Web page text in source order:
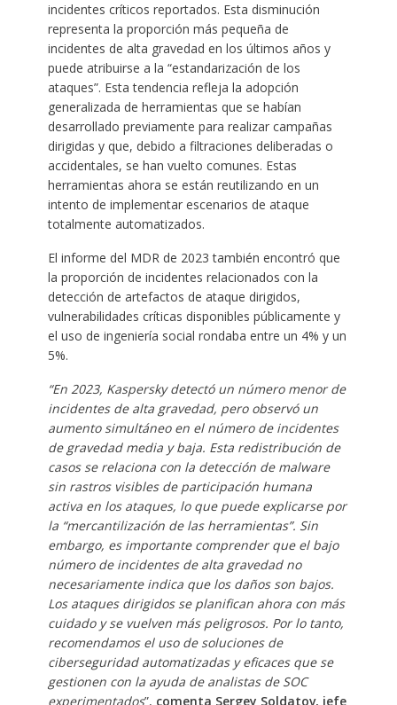
incidentes críticos reportados. Esta disminución
representa la proporción más pequeña de
incidentes de alta gravedad en los últimos años y
puede atribuirse a la “estandarización de los
ataques”. Esta tendencia refleja la adopción
generalizada de herramientas que se habían
desarrollado previamente para realizar campañas
dirigidas y que, debido a filtraciones deliberadas o
accidentales, se han vuelto comunes. Estas
herramientas ahora se están reutilizando en un
intento de implementar escenarios de ataque
totalmente automatizados.
El informe del MDR de 2023 también encontró que
la proporción de incidentes relacionados con la
detección de artefactos de ataque dirigidos,
vulnerabilidades críticas disponibles públicamente y
el uso de ingeniería social rondaba entre un 4% y un
5%.
“En 2023, Kaspersky detectó un número menor de
incidentes de alta gravedad, pero observó un
aumento simultáneo en el número de incidentes
de gravedad media y baja. Esta redistribución de
casos se relaciona con la detección de malware
sin rastros visibles de participación humana
activa en los ataques, lo que puede explicarse por
la “mercantilización de las herramientas”. Sin
embargo, es importante comprender que el bajo
número de incidentes de alta gravedad no
necesariamente indica que los daños son bajos.
Los ataques dirigidos se planifican ahora con más
cuidado y se vuelven más peligrosos. Por lo tanto,
recomendamos el uso de soluciones de
ciberseguridad automatizadas y eficaces que se
gestionen con la ayuda de analistas de SOC
experimentados”, comenta Sergey Soldatov, jefe